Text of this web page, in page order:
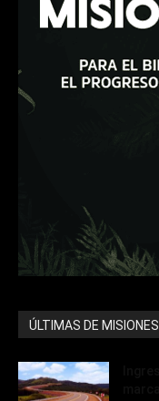
ÚLTIMAS DE MISIONES